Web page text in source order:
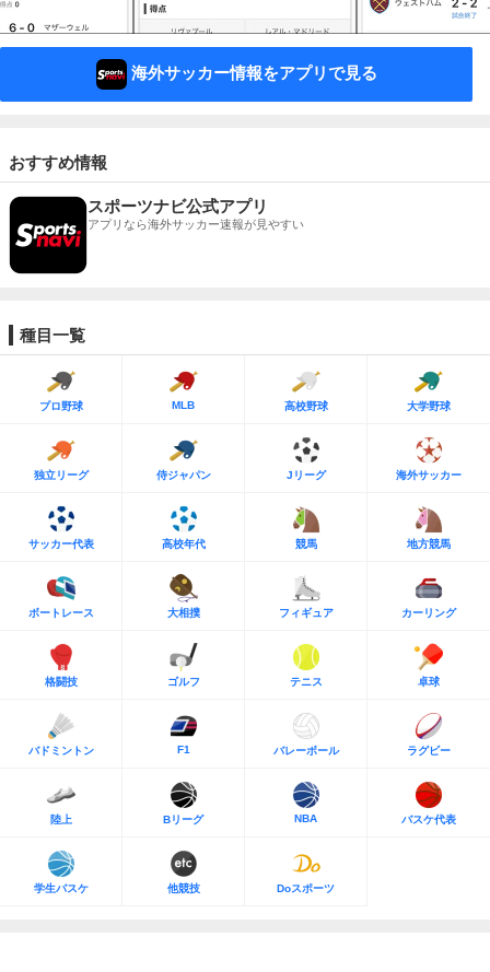
海外サッカー情報をアプリで見る
おすすめ情報
スポーツナビ公式アプリ
アプリなら海外サッカー速報が見やすい
種目一覧
プロ野球 MLB 高校野球 大学野球
独立リーグ 侍ジャパン Jリーグ 海外サッカー
サッカー代表 高校年代 競馬 地方競馬
ボートレース 大相撲 フィギュア カーリング
格闘技 ゴルフ テニス 卓球
バドミントン F1 バレーボール ラグビー
陸上 Bリーグ NBA バスケ代表
学生バスケ 他競技 Doスポーツ